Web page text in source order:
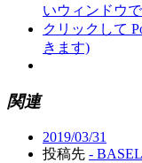
いウィンドウ
クリックして
きます)
関連
2019/03/31
投稿先 -